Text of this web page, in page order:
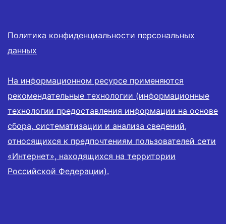
Политика конфиденциальности персональных
данных
На информационном ресурсе применяются
рекомендательные технологии (информационные
технологии предоставления информации на основе
сбора, систематизации и анализа сведений,
относящихся к предпочтениям пользователей сети
«Интернет», находящихся на территории
Российской Федерации).